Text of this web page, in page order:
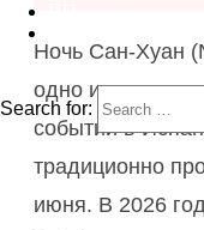
Search for:
Ночь Сан-Хуан
одно из самых
событий в
традиционно
июня. В 2026